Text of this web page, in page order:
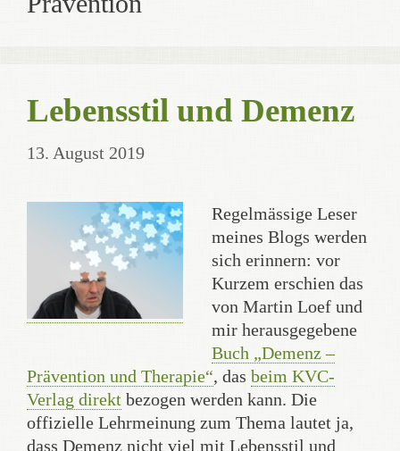
Lebensstil und Demenz
13. August 2019
Regelmässige Leser
meines Blogs werden
sich erinnern: vor
Kurzem erschien das
von Martin Loef und
mir herausgegebene
Buch „Demenz –
Prävention und Therapie“, das beim KVC-
Verlag direkt bezogen werden kann. Die
offizielle Lehrmeinung zum Thema lautet ja,
dass Demenz nicht viel mit Lebensstil und